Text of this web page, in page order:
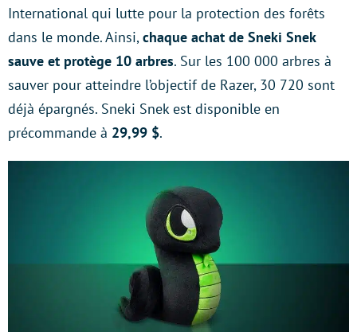
International qui lutte pour la protection des forêts
dans le monde. Ainsi,chaque achat de Sneki Snek
sauve et protège 10 arbres. Sur les 100 000 arbres à
sauver pour atteindre l’objectif de Razer, 30 720 sont
déjà épargnés. Sneki Snek est disponible en
précommande à 29,99 $.